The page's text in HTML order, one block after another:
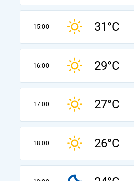
15:00 31°C
16:00 29°C
17:00 27°C
18:00 26°C